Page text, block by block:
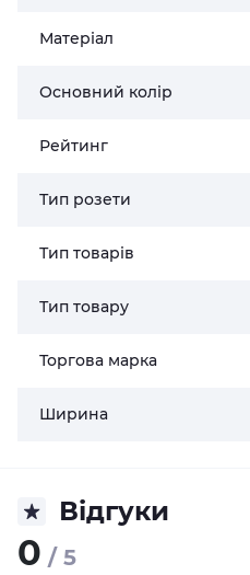
Матеріал
Основний колір
Рейтинг
Тип розети
Тип товарів
Тип товару
Торгова марка
Ширина
Відгуки
0 / 5